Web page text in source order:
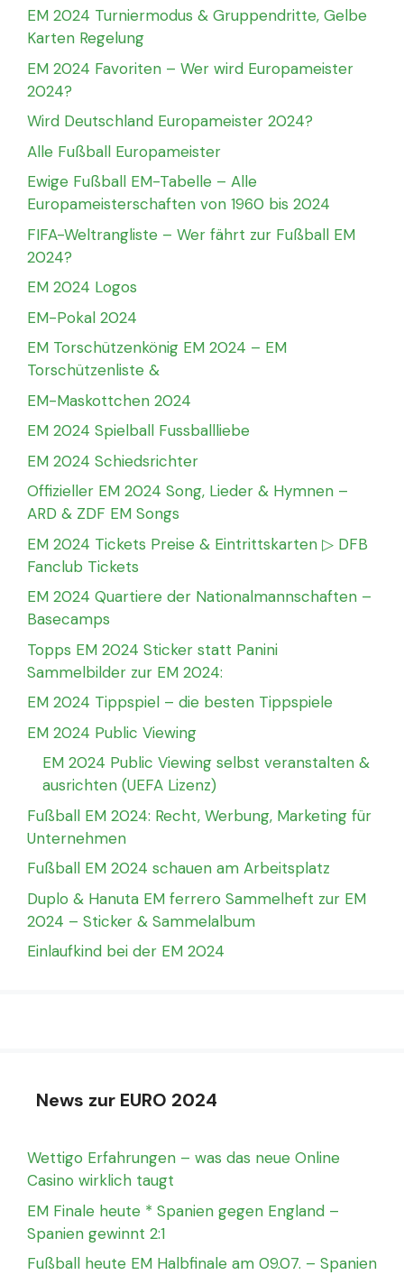
EM 2024 Turniermodus & Gruppendritte, Gelbe
Karten Regelung
EM 2024 Favoriten – Wer wird Europameister
2024?
Wird Deutschland Europameister 2024?
Alle Fußball Europameister
Ewige Fußball EM-Tabelle – Alle
Europameisterschaften von 1960 bis 2024
FIFA-Weltrangliste – Wer fährt zur Fußball EM
2024?
EM 2024 Logos
EM-Pokal 2024
EM Torschützenkönig EM 2024 – EM
Torschützenliste &
EM-Maskottchen 2024
EM 2024 Spielball Fussballliebe
EM 2024 Schiedsrichter
Offizieller EM 2024 Song, Lieder & Hymnen –
ARD & ZDF EM Songs
EM 2024 Tickets Preise & Eintrittskarten ▷ DFB
Fanclub Tickets
EM 2024 Quartiere der Nationalmannschaften –
Basecamps
Topps EM 2024 Sticker statt Panini
Sammelbilder zur EM 2024:
EM 2024 Tippspiel – die besten Tippspiele
EM 2024 Public Viewing
EM 2024 Public Viewing selbst veranstalten &
ausrichten (UEFA Lizenz)
Fußball EM 2024: Recht, Werbung, Marketing für
Unternehmen
Fußball EM 2024 schauen am Arbeitsplatz
Duplo & Hanuta EM ferrero Sammelheft zur EM
2024 – Sticker & Sammelalbum
Einlaufkind bei der EM 2024
News zur EURO 2024
Wettigo Erfahrungen – was das neue Online
Casino wirklich taugt
EM Finale heute * Spanien gegen England –
Spanien gewinnt 2:1
Fußball heute EM Halbfinale am 09.07. – Spanien